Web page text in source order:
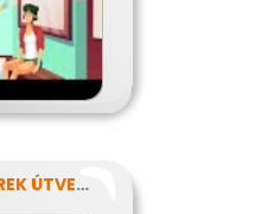
AZ ÉLELMISZEREK ÚTVESZTŐJÉBEN